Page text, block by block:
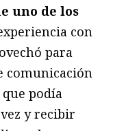
uno de los
con
para
comunicación
podía
y recibir